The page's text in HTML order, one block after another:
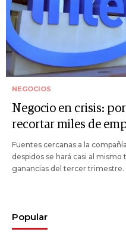
NEGOCIOS
Negocio en crisis:
recortar miles de
Fuentes cercanas a la
despidos se hará casi al
ganancias del tercer trimestre.
Popular